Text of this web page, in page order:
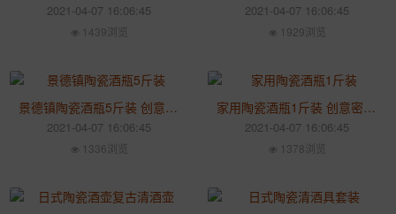
2021-04-07 16:06:45
1439浏览
2021-04-07 16:06:45
1929浏览
景德镇陶瓷酒瓶5斤装 创意粉彩葫芦釉上彩酒瓶 家用密封酒具
2021-04-07 16:06:45
1336浏览
家用陶瓷酒瓶1斤装 创意密封酒坛子 中式白酒罐酒壶酒具酒瓶
2021-04-07 16:06:45
1378浏览